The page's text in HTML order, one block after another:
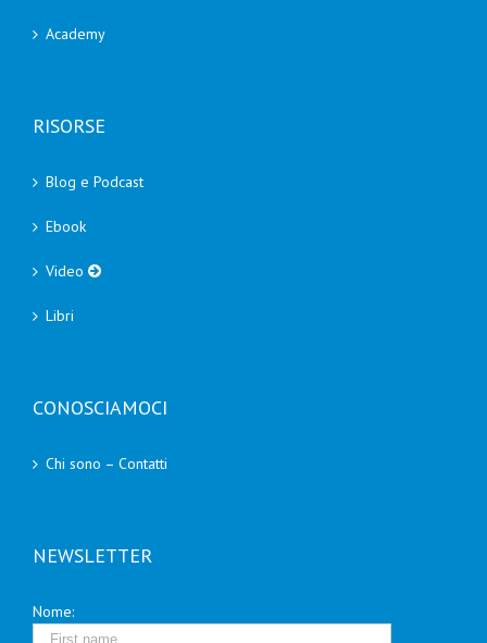
Academy
RISORSE
Blog e Podcast
Ebook
Video
Libri
CONOSCIAMOCI
Chi sono – Contatti
NEWSLETTER
Nome: